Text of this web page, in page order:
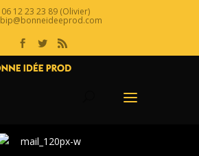
06 12 23 23 89 (Olivier)
bip@bonneideeprod.com